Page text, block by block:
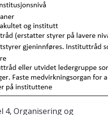
4, Organisering og